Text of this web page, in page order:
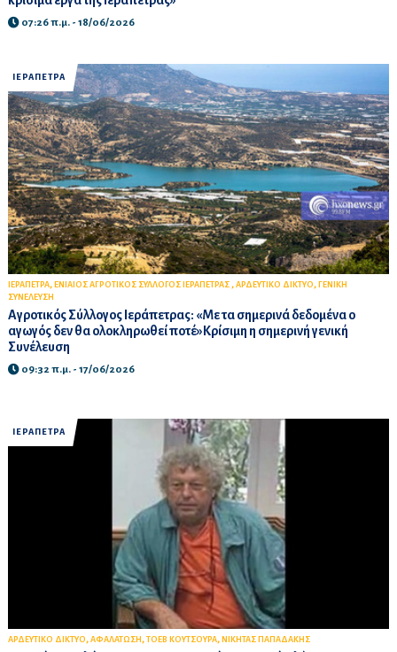
07:26 π.μ. - 18/06/2026
ΙΕΡΑΠΕΤΡΑ
ΙΕΡΑΠΕΤΡΑ, ΕΝΙΑΙΟΣ ΑΓΡΟΤΙΚΟΣ ΣΥΛΛΟΓΟΣ ΙΕΡΑΠΕΤΡΑΣ , ΑΡΔΕΥΤΙΚΟ ΔΙΚΤΥΟ, ΓΕΝΙΚΗ
ΣΥΝΕΛΕΥΣΗ
Αγροτικός Σύλλογος Ιεράπετρας: «Με τα σημερινά δεδομένα ο
αγωγός δεν θα ολοκληρωθεί ποτέ»Κρίσιμη η σημερινή γενική
Συνέλευση
09:32 π.μ. - 17/06/2026
ΙΕΡΑΠΕΤΡΑ
ΑΡΔΕΥΤΙΚΟ ΔΙΚΤΥΟ, ΑΦΑΛΑΤΩΣΗ , ΤΟΕΒ ΚΟΥΤΣΟΥΡΑ, ΝΙΚΗΤΑΣ ΠΑΠΑΔΑΚΗΣ